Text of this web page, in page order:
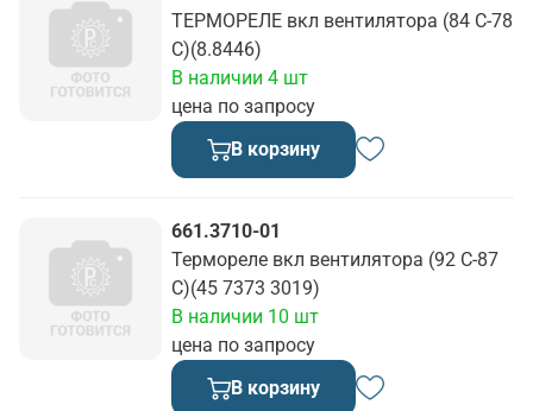
ТЕРМОРЕЛЕ вкл вентилятора (84 С-78
С)(8.8446)
цена по запросу
В наличии 4 шт
В корзину
661.3710-01
Термореле вкл вентилятора (92 С-87
С)(45 7373 3019)
цена по запросу
В наличии 10 шт
В корзину